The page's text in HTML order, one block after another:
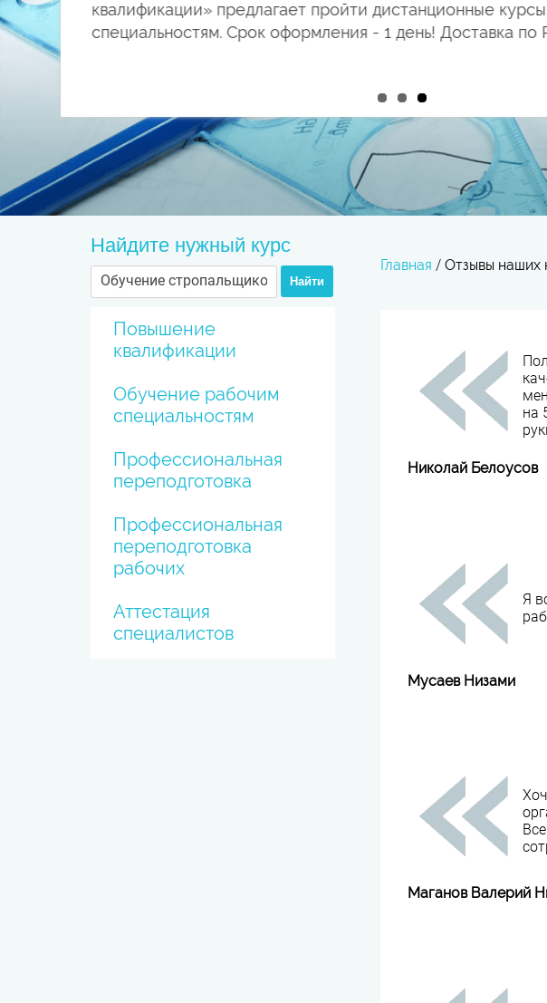
квалификации» предлагает пройти дистанционные
специальностям. Срок
Найдите нужный курс
Найти
Повышение
квалификации
Обучение рабочим
специальностям
Профессиональная
переподготовка
Профессиональная
переподготовка
рабочих
Аттестация
специалистов
Главная / Отзывы наших
на
Николай Белоусов
Я
Мусаев Низами
Маганов Валерий